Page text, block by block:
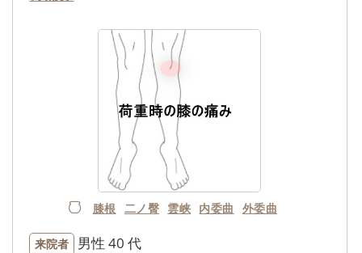
膝根 二ノ臀 雲峡 内委曲 外委曲
来院者 男性 40 代